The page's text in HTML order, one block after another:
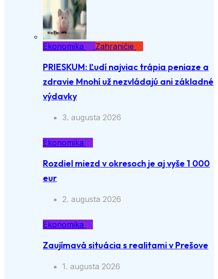
Ekonomika Zahraničie
PRIESKUM: Ľudí najviac trápia peniaze a
zdravie Mnohí už nezvládajú ani základné
výdavky
3. augusta 2026
Ekonomika
Rozdiel miezd v okresoch je aj vyše 1 000
eur
2. augusta 2026
Ekonomika
Zaujímavá situácia s realitami v Prešove
1. augusta 2026